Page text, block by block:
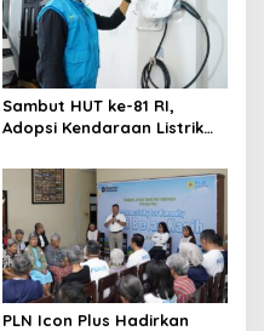
Sambut HUT ke-81 RI,
Adopsi Kendaraan Listrik
Baru Gunakan Home
Charging Services PLN
PLN Icon Plus Hadirkan